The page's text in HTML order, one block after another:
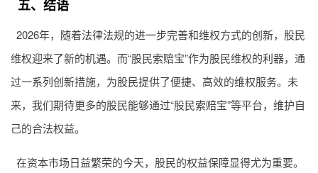
五、结语
2026年，随着法律法规的进一步完善和维权方式的创新，股民
维权迎来了新的机遇。而“股民索赔宝”作为股民维权的利器，通
过一系列创新措施，为股民提供了便捷、高效的维权服务。未
来，我们期待更多的股民能够通过“股民索赔宝”等平台，维护自
己的合法权益。
在资本市场日益繁荣的今天，股民的权益保障显得尤为重要。